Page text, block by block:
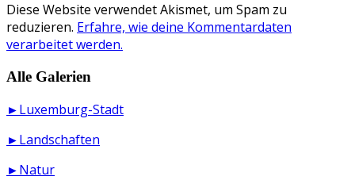
Diese Website verwendet Akismet, um Spam zu
reduzieren. Erfahre, wie deine Kommentardaten
verarbeitet werden.
Alle Galerien
►Luxemburg-Stadt
►Landschaften
►Natur